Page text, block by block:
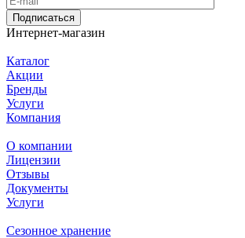
Подписаться
Интернет-магазин
Каталог
Акции
Бренды
Услуги
Компания
О компании
Лицензии
Отзывы
Документы
Услуги
Сезонное хранение